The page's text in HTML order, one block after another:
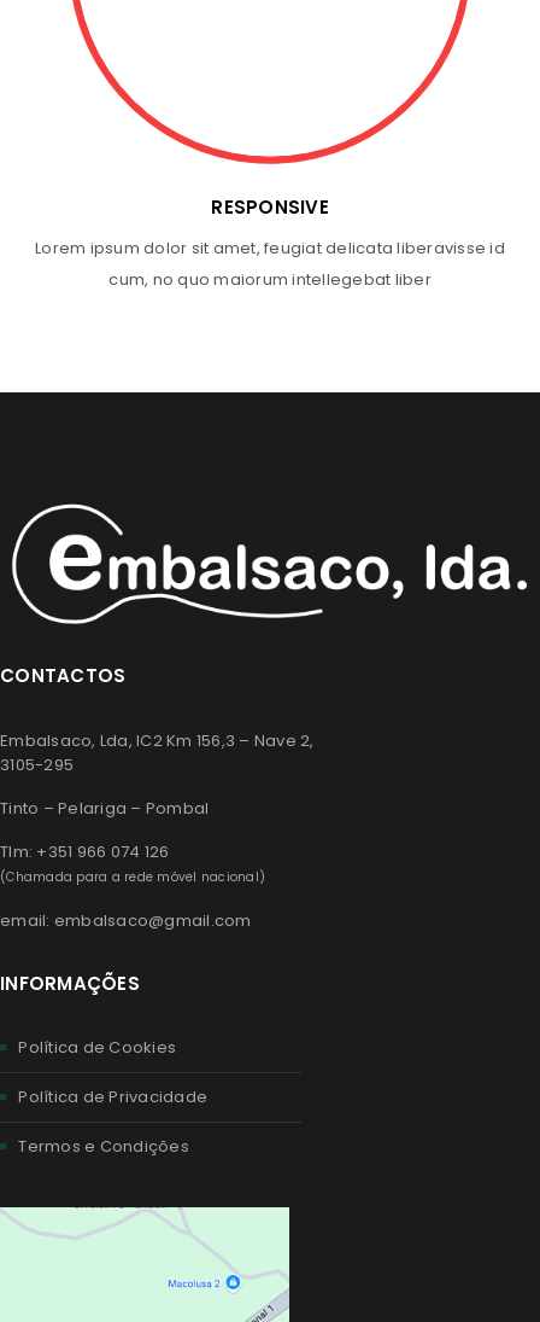
RESPONSIVE
Lorem ipsum dolor sit amet, feugiat delicata liberavisse id
cum, no quo maiorum intellegebat liber
CONTACTOS
Embalsaco, Lda, IC2 Km 156,3 – Nave 2,
3105-295
Tinto – Pelariga – Pombal
Tlm: +351 966 074 126
(Chamada para a rede móvel nacional)
email: embalsaco@gmail.com
INFORMAÇÕES
Política de Cookies
Política de Privacidade
Termos e Condições